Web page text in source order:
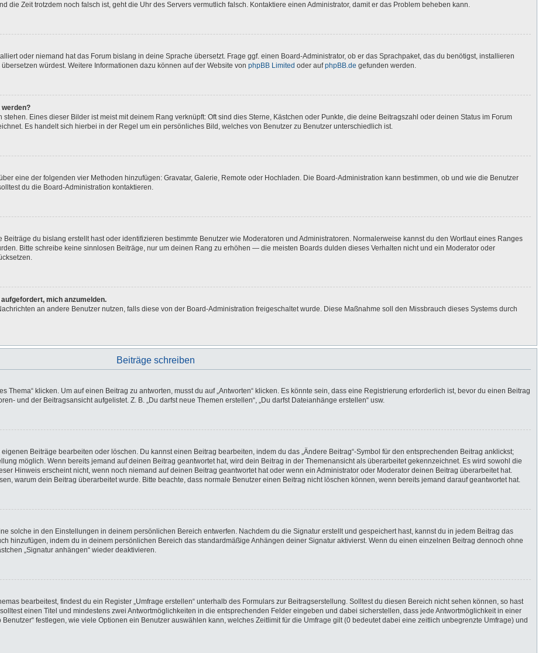
die Zeit trotzdem noch falsch ist, geht die Uhr des Servers vermutlich falsch. Kontaktiere einen Administrator, damit er das Problem beheben kann.
oder niemand hat das Forum bislang in deine Sprache übersetzt. Frage ggf. einen Board-Administrator, ob er das Sprachpaket, das du benötigst, installieren
würdest. Weitere Informationen dazu können auf der Website von phpBB Limited oder aufphpBB.de gefunden werden.
werden?
Eines dieser Bilder ist meist mit deinem Rang verknüpft: Oft sind dies Sterne, Kästchen oder Punkte, die deine Beitragszahl oder deinen Status im Forum
Es handelt sich hierbei in der Regel um ein persönliches Bild, welches von Benutzer zu Benutzer unterschiedlich ist.
eine der folgenden vier Methoden hinzufügen: Gravatar, Galerie, Remote oder Hochladen. Die Board-Administration kann bestimmen, ob und wie die Benutzer
du die Board-Administration kontaktieren.
du bislang erstellt hast oder identifizieren bestimmte Benutzer wie Moderatoren und Administratoren. Normalerweise kannst du den Wortlaut eines Ranges
Bitte schreibe keine sinnlosen Beiträge, nur um deinen Rang zu erhöhen — die meisten Boards dulden dieses Verhalten nicht und ein Moderator oder
mich anzumelden.
an andere Benutzer nutzen, falls diese von der Board-Administration freigeschaltet wurde. Diese Maßnahme soll den Missbrauch dieses Systems durch
Beiträge schreiben
Thema“ klicken. Um auf einen Beitrag zu antworten, musst du auf „Antworten“ klicken. Es könnte sein, dass eine Registrierung erforderlich ist, bevor du einen Beitrag
und der Beitragsansicht aufgelistet. Z. B. „Du darfst neue Themen erstellen“, „Du darfst Dateianhänge erstellen“ usw.
Beiträge bearbeiten oder löschen. Du kannst einen Beitrag bearbeiten, indem du das „Ändere Beitrag“-Symbol für den entsprechenden Beitrag anklickst;
möglich. Wenn bereits jemand auf deinen Beitrag geantwortet hat, wird dein Beitrag in der Themenansicht als überarbeitet gekennzeichnet. Es wird sowohl die
Hinweis erscheint nicht, wenn noch niemand auf deinen Beitrag geantwortet hat oder wenn ein Administrator oder Moderator deinen Beitrag überarbeitet hat.
warum dein Beitrag überarbeitet wurde. Bitte beachte, dass normale Benutzer einen Beitrag nicht löschen können, wenn bereits jemand darauf geantwortet hat.
solche in den Einstellungen in deinem persönlichen Bereich entwerfen. Nachdem du die Signatur erstellt und gespeichert hast, kannst du in jedem Beitrag das
hinzufügen, indem du in deinem persönlichen Bereich das standardmäßige Anhängen deiner Signatur aktivierst. Wenn du einen einzelnen Beitrag dennoch ohne
„Signatur anhängen“ wieder deaktivieren.
bearbeitest, findest du ein Register „Umfrage erstellen“ unterhalb des Formulars zur Beitragserstellung. Solltest du diesen Bereich nicht sehen können, so hast
einen Titel und mindestens zwei Antwortmöglichkeiten in die entsprechenden Felder eingeben und dabei sicherstellen, dass jede Antwortmöglichkeit in einer
festlegen, wie viele Optionen ein Benutzer auswählen kann, welches Zeitlimit für die Umfrage gilt (0 bedeutet dabei eine zeitlich unbegrenzte Umfrage) und